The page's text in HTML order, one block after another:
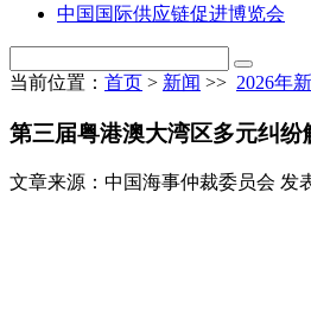
中国国际供应链促进博览会
当前位置： 首页 > 新闻 >> 2026年
第三届粤港澳大湾区多元纠
文章来源：中国海事仲裁委员会 发